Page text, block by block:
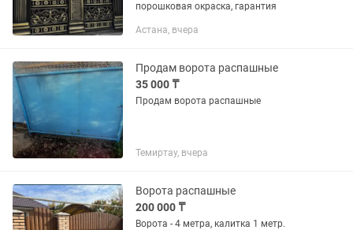
порошковая окраска, гарантия
Астана, вчера
Продам ворота распашные
35 000 ₸
Продам ворота распашные
Темиртау, вчера
Ворота распашные
200 000 ₸
Ворота - 4 метра, калитка 1 метр.